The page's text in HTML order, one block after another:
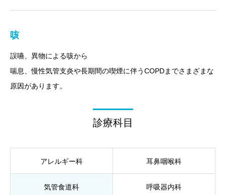
咳
誤嚥、異物による咳から
喘息、慢性気管支炎や長期間の喫煙に伴うCOPDまでさまざまな
原因があります。
診療科目
アレルギー科 耳鼻咽喉科
気管食道科 呼吸器内科